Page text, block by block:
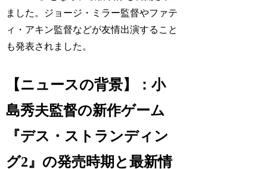
ました。ジョージ・ミラー監督やファテ
ィ・アキン監督などが友情出演すること
も発表されました。
【ニュースの背景】：小
島秀夫監督の新作ゲーム
『デス・ストランディン
グ2』の発売時期と最新情